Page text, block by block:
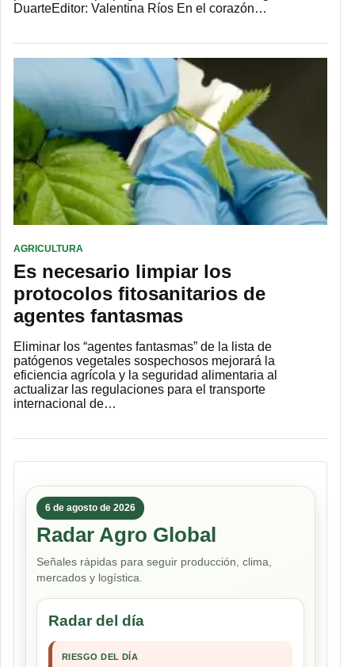
DuarteEditor: Valentina Ríos En el corazón…
AGRICULTURA
Es necesario limpiar los
protocolos fitosanitarios de
agentes fantasmas
Eliminar los “agentes fantasmas” de la lista de
patógenos vegetales sospechosos mejorará la
eficiencia agrícola y la seguridad alimentaria al
actualizar las regulaciones para el transporte
internacional de…
6 de agosto de 2026
Radar Agro Global
Señales rápidas para seguir producción, clima,
mercados y logística.
Radar del día
RIESGO DEL DÍA